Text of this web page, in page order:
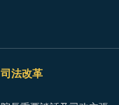
司法改革